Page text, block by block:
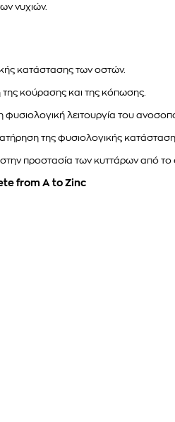
νυχιών.
κατάστασης των οστών.
κούρασης και της κόπωσης.
λειτουργία του
της φυσιολογικής
προστασία των κυττάρων από το
from A to Zinc